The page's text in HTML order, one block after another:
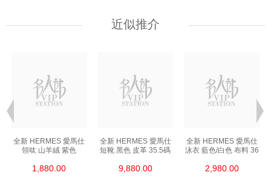
近似推介
全新 HERMES 愛馬仕
領呔 山羊絨 紫色
1,880.00
全新 HERMES 愛馬仕
短靴 黑色 皮革 35.5碼
9,880.00
全新 HERMES 愛馬仕
泳衣 藍色/白色 布料 36
2,980.00